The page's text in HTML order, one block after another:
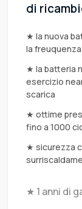
di
★ la nuova
la
★ la batteria
esercizio
scarica
★ ottime
fino a 1000
★ sicurezza
★ 1 anni di